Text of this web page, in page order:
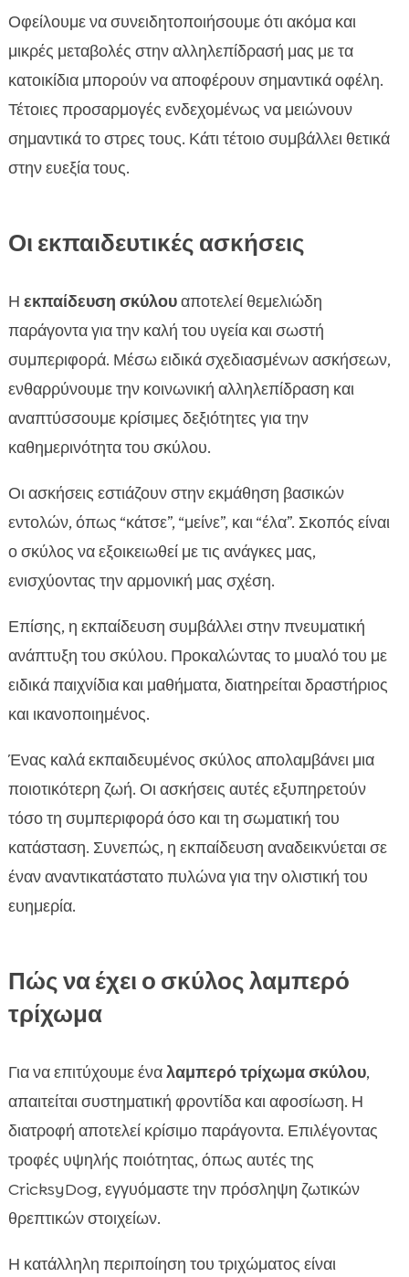
Οφείλουμε να συνειδητοποιήσουμε ότι ακόμα και
μικρές μεταβολές στην αλληλεπίδρασή μας με τα
κατοικίδια μπορούν να αποφέρουν σημαντικά οφέλη.
Τέτοιες προσαρμογές ενδεχομένως να μειώνουν
σημαντικά το στρες τους. Κάτι τέτοιο συμβάλλει θετικά
στην ευεξία τους.
Οι εκπαιδευτικές ασκήσεις
Η εκπαίδευση σκύλουαποτελεί θεμελιώδη
παράγοντα για την καλή του υγεία και σωστή
συμπεριφορά. Μέσω ειδικά σχεδιασμένων ασκήσεων,
ενθαρρύνουμε την κοινωνική αλληλεπίδραση και
αναπτύσσουμε κρίσιμες δεξιότητες για την
καθημερινότητα του σκύλου.
Οι ασκήσεις εστιάζουν στην εκμάθηση βασικών
εντολών, όπως “κάτσε”, “μείνε”, και “έλα”. Σκοπός είναι
ο σκύλος να εξοικειωθεί με τις ανάγκες μας,
ενισχύοντας την αρμονική μας σχέση.
Επίσης, η εκπαίδευση συμβάλλει στην πνευματική
ανάπτυξη του σκύλου. Προκαλώντας το μυαλό του με
ειδικά παιχνίδια και μαθήματα, διατηρείται δραστήριος
και ικανοποιημένος.
Ένας καλά εκπαιδευμένος σκύλος απολαμβάνει μια
ποιοτικότερη ζωή. Οι ασκήσεις αυτές εξυπηρετούν
τόσο τη συμπεριφορά όσο και τη σωματική του
κατάσταση. Συνεπώς, η εκπαίδευση αναδεικνύεται σε
έναν αναντικατάστατο πυλώνα για την ολιστική του
ευημερία.
Πώς να έχει ο σκύλος λαμπερό
τρίχωμα
Για να επιτύχουμε έναλαμπερό τρίχωμα σκύλου,
απαιτείται συστηματική φροντίδα και αφοσίωση. Η
διατροφή αποτελεί κρίσιμο παράγοντα. Επιλέγοντας
τροφές υψηλής ποιότητας, όπως αυτές της
CricksyDog, εγγυόμαστε την πρόσληψη ζωτικών
θρεπτικών στοιχείων.
Η κατάλληλη περιποίηση του τριχώματος είναι